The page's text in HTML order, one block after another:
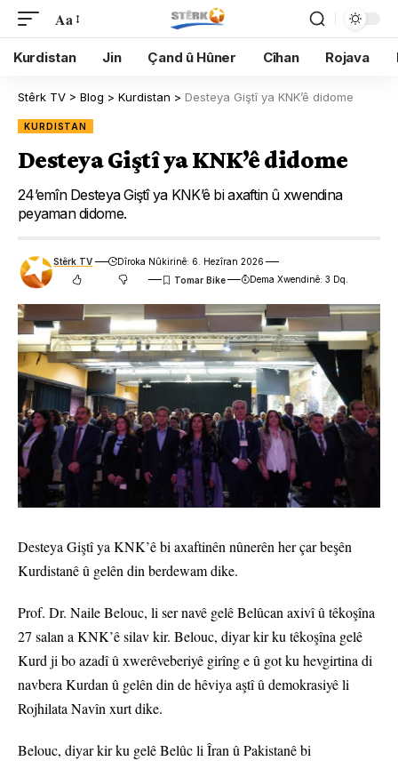
Aa
Kurdistan Jin Çand û Hûner Cîhan Rojava
Stêrk TV > Blog > Kurdistan > Desteya Giştî ya KNK’ê didome
KURDISTAN
Desteya Giştî ya KNK’ê didome
24’emîn Desteya Giştî ya KNK’ê bi axaftin û xwendina
peyaman didome.
Stêrk TV
Dîroka Nûkirinê: 6. Hezîran 2026
Dema Xwendinê: 3 Dq.
Desteya Giştî ya KNK’ê bi axaftinên nûnerên her çar beşên
Kurdistanê û gelên din berdewam dike.
Prof. Dr. Naile Belouc, li ser navê gelê Belûcan axivî û têkoşîna
27 salan a KNK’ê silav kir. Belouc, diyar kir ku têkoşîna gelê
Kurd ji bo azadî û xwerêveberiyê girîng e û got ku hevgirtina di
navbera Kurdan û gelên din de hêviya aştî û demokrasiyê li
Rojhilata Navîn xurt dike.
Belouc, diyar kir ku gelê Belûc li Îran û Pakistanê bi